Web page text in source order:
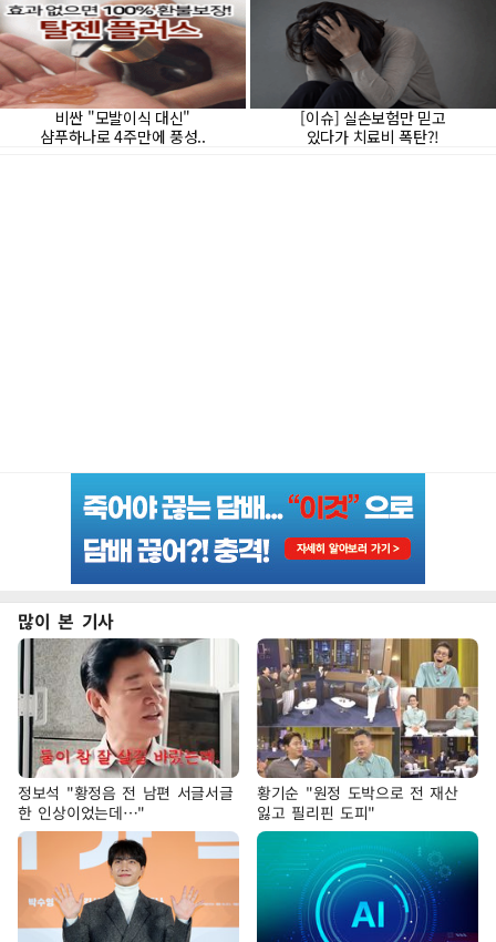
많이 본 기사
정보석 "황정음 전 남편 서글서글
한 인상이었는데…"
황기순 "원정 도박으로 전 재산
잃고 필리핀 도피"